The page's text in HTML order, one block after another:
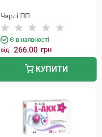
Чарлі ПП
Є в наявності
від 266.00 грн
КУПИТИ